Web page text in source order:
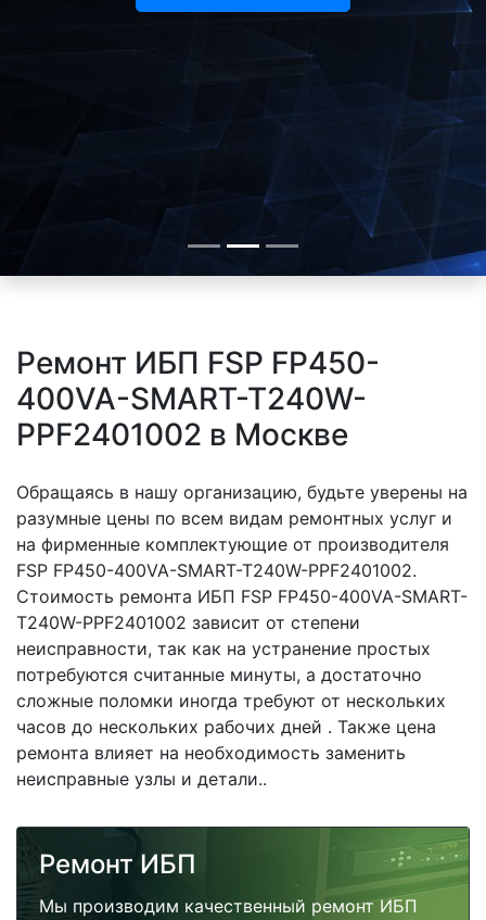
Ремонт ИБП FSP FP450-
400VA-SMART-T240W-
PPF2401002 в Москве
Обращаясь в нашу организацию, будьте уверены на
разумные цены по всем видам ремонтных услуг и
на фирменные комплектующие от производителя
FSP FP450-400VA-SMART-T240W-PPF2401002.
Стоимость ремонта ИБП FSP FP450-400VA-SMART-
T240W-PPF2401002 зависит от степени
неисправности, так как на устранение простых
потребуются считанные минуты, а достаточно
сложные поломки иногда требуют от нескольких
часов до нескольких рабочих дней . Также цена
ремонта влияет на необходимость заменить
неисправные узлы и детали..
Ремонт ИБП
Мы производим качественный ремонт ИБП